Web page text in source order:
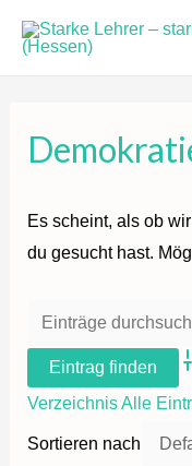
Inhalt
Es scheint, als ob
du gesucht hast.
VerzeichnisAlle
Sortieren nach